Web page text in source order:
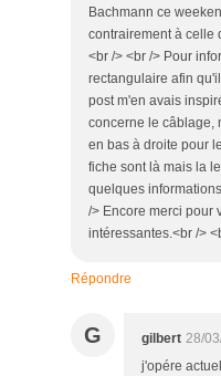
Bachmann ce
contrairement à celle
<br /> <br /> Pour
rectangulaire afin
post m'en avais
concerne le câblage,
en bas à droite pour
fiche sont là mais la
quelques
/> Encore merci pour
intéressantes.<br />
Répondre
G gilbert 28/
j'opére